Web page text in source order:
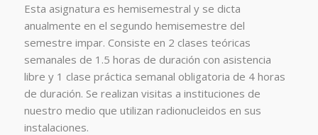
Esta asignatura es hemisemestral y se dicta
anualmente en el segundo hemisemestre del
semestre impar. Consiste en 2 clases teóricas
semanales de 1.5 horas de duración con asistencia
libre y 1 clase práctica semanal obligatoria de 4 horas
de duración. Se realizan visitas a instituciones de
nuestro medio que utilizan radionucleidos en sus
instalaciones.